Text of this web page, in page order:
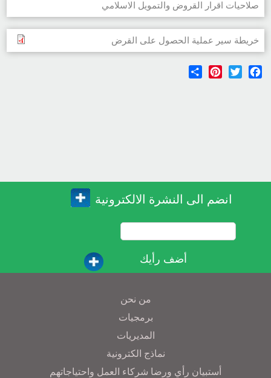
صلاحيات اقرار القروض والتمويل الاسلامي
خريطة سير عملية الحصول على القرض
Facebook
Twitter
Pinterest
انضم الى النشرة الالكترونية
أضف رأيك
من نحن
برمجيات
المديريات
نماذج الكترونية
أستبيان رأي ورضا شركاء العمل واحتياجاتهم